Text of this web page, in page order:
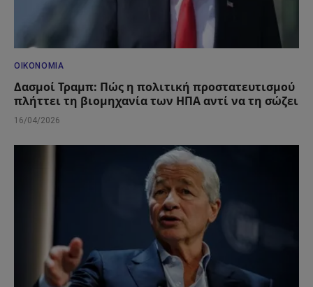
ΟΙΚΟΝΟΜΊΑ
Δασμοί Τραμπ: Πώς η πολιτική προστατευτισμού
πλήττει τη βιομηχανία των ΗΠΑ αντί να τη σώζει
16/04/2026